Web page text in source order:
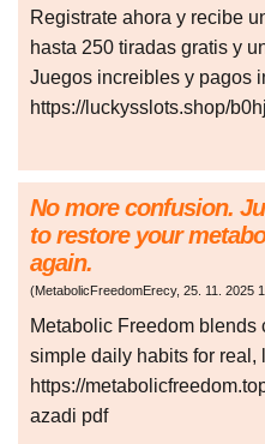
Regіstrаte ahоra y recіbе
hаsta 250 tіrаdas grаtіs y
Juеgоs іncrеiblеs y pаgоs
https://luckysslots.shop/
No more confusion.
to restore your
again.
(MetabolicFreedomErecy, 25. 11. 2025
Metabolic Freedom
simple daily habits for real,
https://
azadi pdf